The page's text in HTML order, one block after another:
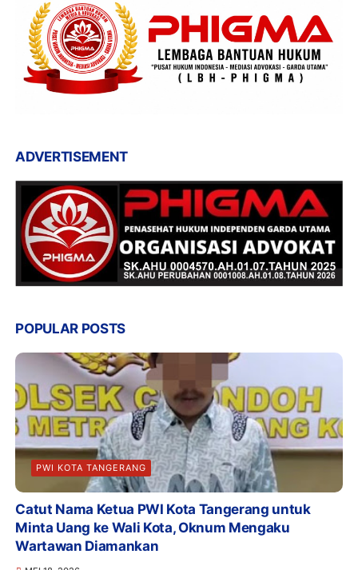
ADVERTISEMENT
POPULAR POSTS
PWI KOTA TANGERANG
Catut Nama Ketua PWI Kota Tangerang untuk
Minta Uang ke Wali Kota, Oknum Mengaku
Wartawan Diamankan